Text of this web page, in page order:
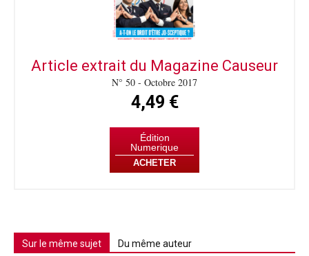
Article extrait du Magazine Causeur
N° 50 - Octobre 2017
4,49 €
Édition
Numerique
ACHETER
Sur le même sujet Du même auteur